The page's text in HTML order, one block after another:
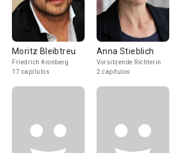
Moritz Bleibtreu
Friedrich Kronberg
17 capítulos
Anna Stieblich
Vorsitzende Richterin
2 capítulos